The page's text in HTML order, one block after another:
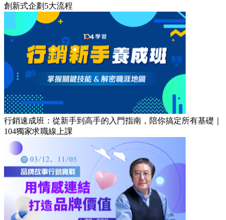
創新式企劃5大流程
行銷速成班：從新手到高手的入門指南，陪你搞定所有基礎｜
104獨家求職線上課